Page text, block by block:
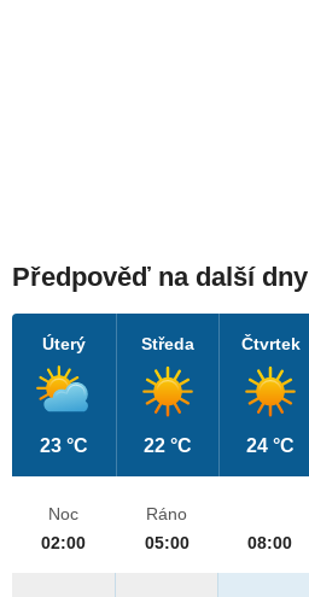
Předpověď na další dny
Úterý
23 °C
Středa
22 °C
Čtvrtek
24 °C
Noc
02:00
Ráno
05:00
08:00